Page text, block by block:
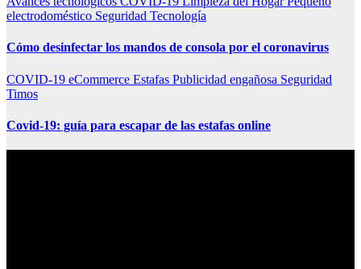
electrodoméstico Seguridad Tecnología
Cómo desinfectar los mandos de consola por el coronavirus
COVID-19 eCommerce Estafas Publicidad engañosa Seguridad
Timos
Covid-19: guía para escapar de las estafas online